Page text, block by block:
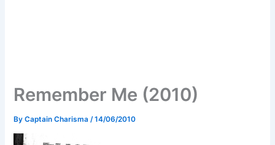
Remember Me (2010)
ByCaptain Charisma /14/06/2010